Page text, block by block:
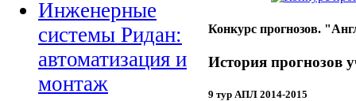
Инженерные
системы Ридан:
автоматизация и
монтаж
Конкурс прогнозов.
История прогнозов
9 тур АПЛ 2014-2015